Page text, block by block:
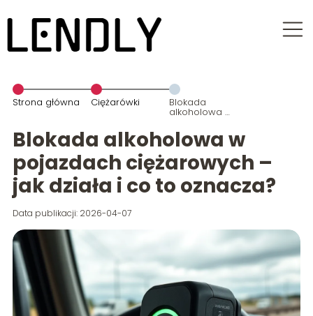
Strona główna Ciężarówki Blokada
alkoholowa w
ciężarowych –
jak działa i co
to oznacza?
Blokada alkoholowa w
pojazdach ciężarowych –
jak działa i co to oznacza?
Data publikacji: 2026-04-07